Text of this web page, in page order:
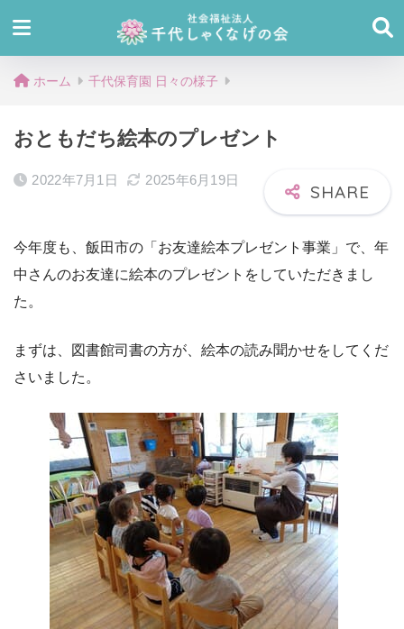
ホーム 千代保育園 日々の様子
おともだち絵本のプレゼント
2022年7月1日 2025年6月19日
今年度も、飯田市の「お友達絵本プレゼント事業」で、年
中さんのお友達に絵本のプレゼントをしていただきまし
た。
まずは、図書館司書の方が、絵本の読み聞かせをしてくだ
さいました。